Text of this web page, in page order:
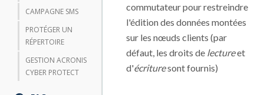
CAMPAGNE SMS
PROTÉGER UN
RÉPERTOIRE
GESTION ACRONIS
CYBER PROTECT
commutateur pour restreindre
l'édition des données montées
sur les nœuds clients (par
défaut, les droits de lectureet
d'écrituresont fournis)